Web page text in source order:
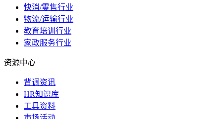
快消/零售行业
物流/运输行业
教育培训行业
家政服务行业
资源中心
背调资讯
HR知识库
工具资料